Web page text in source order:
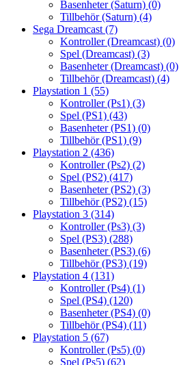
Basenheter (Saturn) (0)
Tillbehör (Saturn) (4)
Sega Dreamcast (7)
Kontroller (Dreamcast) (0)
Spel (Dreamcast) (3)
Basenheter (Dreamcast) (0)
Tillbehör (Dreamcast) (4)
Playstation 1 (55)
Kontroller (Ps1) (3)
Spel (PS1) (43)
Basenheter (PS1) (0)
Tillbehör (PS1) (9)
Playstation 2 (436)
Kontroller (Ps2) (2)
Spel (PS2) (417)
Basenheter (PS2) (3)
Tillbehör (PS2) (15)
Playstation 3 (314)
Kontroller (Ps3) (3)
Spel (PS3) (288)
Basenheter (PS3) (6)
Tillbehör (PS3) (19)
Playstation 4 (131)
Kontroller (Ps4) (1)
Spel (PS4) (120)
Basenheter (PS4) (0)
Tillbehör (PS4) (11)
Playstation 5 (67)
Kontroller (Ps5) (0)
Spel (Ps5) (62)